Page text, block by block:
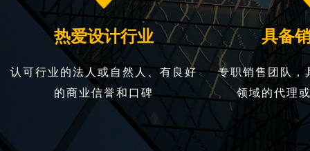
热爱设计行业
认可行业的法人或自然人、有良好
的商业信誉和口碑
具备
专职销售团队，
领域的代理